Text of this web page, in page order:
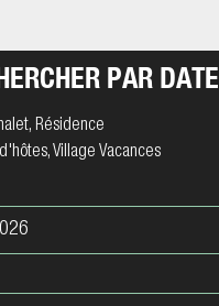
PAR DATE
Résidence
Village Vacances